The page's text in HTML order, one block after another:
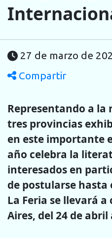
27 de marzo de
Compartir
Representando a la
tres provincias
en este importante
año celebra la
interesados en
de postularse hasta
La Feria se llevará a
Aires, del 24 de abril